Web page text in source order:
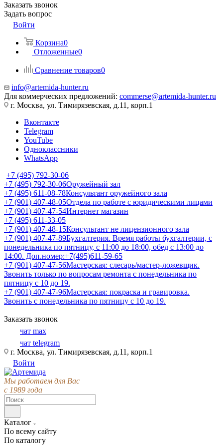
Заказать звонок
Задать вопрос
Войти
Корзина0
Отложенные0
Сравнение товаров0
info@artemida-hunter.ru
Для коммерческих предложений: commerse@artemida-hunter.ru
г. Москва, ул. Тимирязевская, д.11, корп.1
Вконтакте
Telegram
YouTube
Одноклассники
WhatsApp
+7 (495) 792-30-06
+7 (495) 792-30-06Оружейный зал
+7 (495) 611-08-78Консультант оружейного зала
+7 (901) 407-48-05Отдела по работе с юридическими лицами
+7 (901) 407-47-54Интернет магазин
+7 (495) 611-33-05
+7 (901) 407-48-15Консультант не лицензионного зала
+7 (901) 407-47-89Бухгалтерия. Время работы бухгалтерии, с
понедельника по пятницу, с 11:00 до 18:00, обед с 13:00 до
14:00. Доп.номер:+7(495)611-59-65
+7 (901) 407-47-56Мастерская: слесарь/мастер-ложевщик.
Звонить только по вопросам ремонта с понедельника по
пятницу с 10 до 19.
+7 (901) 407-47-96Мастерская: покраска и гравировка.
Звонить с понедельника по пятницу с 10 до 19.
Заказать звонок
чат max
чат telegram
г. Москва, ул. Тимирязевская, д.11, корп.1
Войти
Мы работаем для Вас
с 1989 года
Каталог
По всему сайту
По каталогу